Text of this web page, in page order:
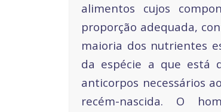
alimentos cujos
proporção adequada,
maioria dos nutrientes
da espécie a que está
anticorpos necessários
recém-nascida. O